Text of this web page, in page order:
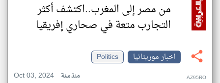
من مصر إلى المغرب..اكتشف أكثر
التجارب متعة في صحاري إفريقيا
اخبار موريتانيا
Politics
Oct 03, 2024
منذ سنة AZ95RO